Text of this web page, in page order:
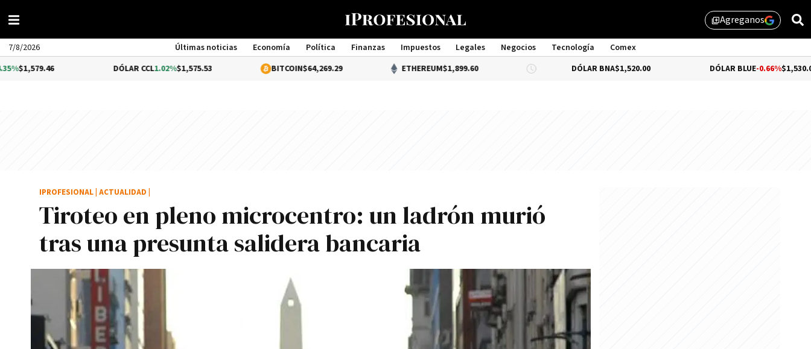
library_addAgreganos
7/8/2026 Últimas noticias Economía Política Finanzas Impuestos Legales Negocios Tecnología
Comex
Management
1.02%$1,575.53 BITCOIN$64,269.29 ETHEREUM $1,899.60 DÓLAR BNA$1,520.00 DÓLAR BLUE-0.66%$1,530.00
Tiroteo en pleno microcentro: un ladrón murió
tras una presunta salidera bancaria
IPROFESIONAL ACTUALIDAD